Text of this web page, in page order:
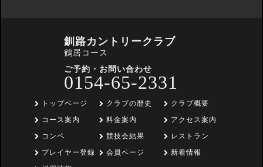
釧路カントリークラブ
鶴居コース
ご予約・お問い合わせ
0154-65-2331
トップページ
コース案内
コンペ
プレイヤー登録
クラブの歴史
料金案内
競技会結果
会員ページ
クラブ概要
アクセス案内
レストラン
新着情報